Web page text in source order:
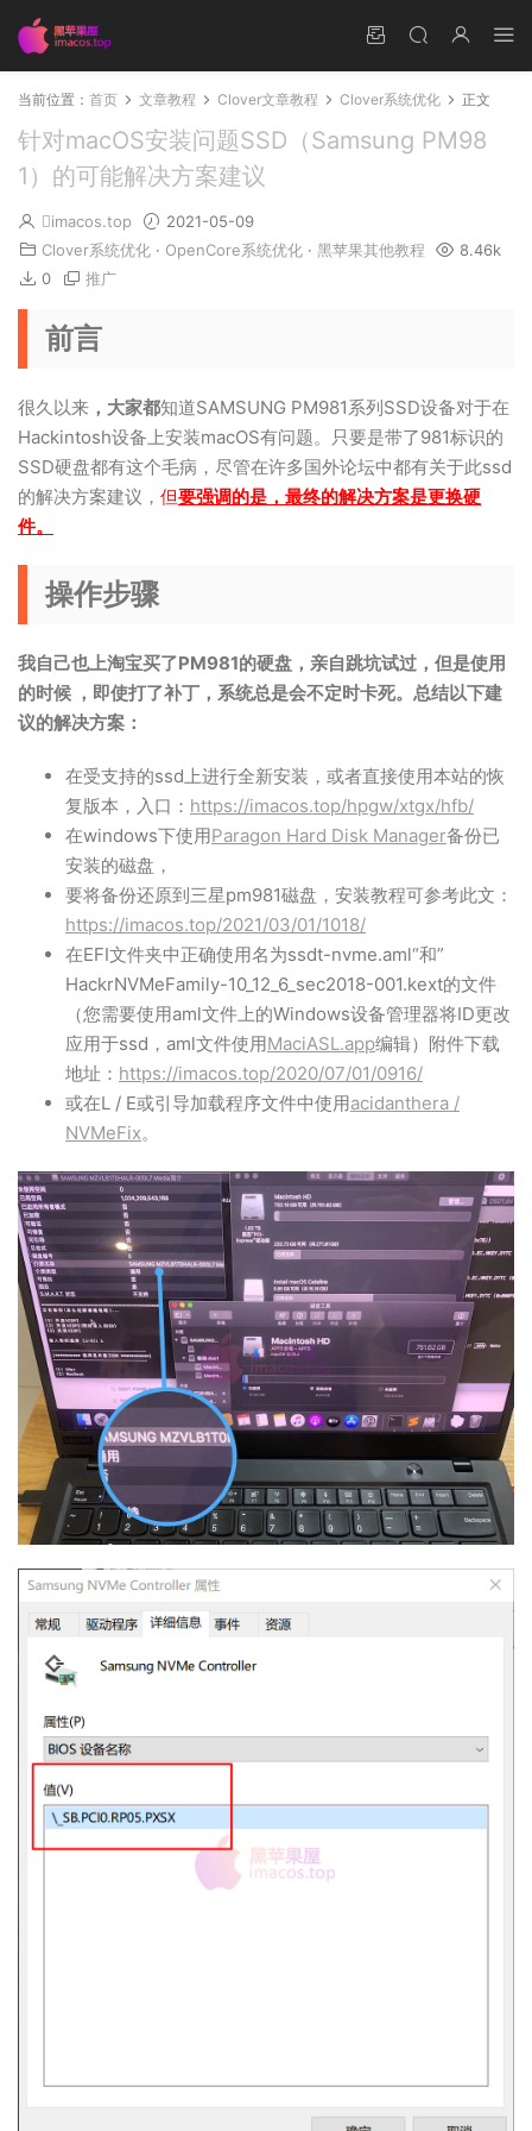
当前位置： 首页 文章教程 Clover文章教程 Clover系统优化 正文
针对macOS安装问题SSD（Samsung PM98
1）的可能解决方案建议
imacos.top
2021-05-09
Clover系统优化 · OpenCore系统优化 · 黑苹果其他教程
8.46k
0
推广
前言
很久以来 ，大家都知道SAMSUNG PM981系列SSD设备对于在
Hackintosh设备上安装macOS有问题。只要是带了981标识的
SSD硬盘都有这个毛病，尽管在许多国外论坛中都有关于此ssd
的解决方案建议， 但要强调的是，最终的解决方案是更换硬
件。
操作步骤
我自己也上淘宝买了PM981的硬盘，亲自跳坑试过，但是使用
的时候 ，即使打了补丁，系统总是会不定时卡死。总结以下建
议的解决方案：
在受支持的ssd上进行全新安装，或者直接使用本站的恢
复版本，入口： https://imacos.top/hpgw/xtgx/hfb/
在windows下使用Paragon Hard Disk Manager备份已
安装的磁盘，
要将备份还原到三星pm981磁盘，安装教程可参考此文：
https://imacos.top/2021/03/01/1018/
在EFI文件夹中正确使用名为ssdt-nvme.aml“和”
HackrNVMeFamily-10_12_6_sec2018-001.kext的文件
（您需要使用aml文件上的Windows设备管理器将ID更改
应用于ssd，aml文件使用MaciASL.app编辑）附件下载
地址： https://imacos.top/2020/07/01/0916/
或在L / E或引导加载程序文件中使用acidanthera /
NVMeFix。